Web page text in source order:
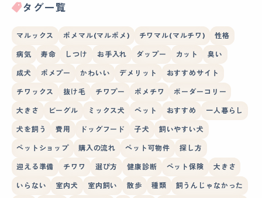
タグ一覧
マルックス ポメマル(マルポメ) チワマル(マルチワ) 性格
病気 寿命 しつけ お手入れ ダップー カット 臭い
成犬 ポメプー かわいい デメリット おすすめサイト
チワックス 抜け毛 チワプー ポメチワ ボーダーコリー
大きさ ビーグル ミックス犬 ペット おすすめ 一人暮らし
犬を飼う 費用 ドッグフード 子犬 飼いやすい犬
ペットショップ 購入の流れ ペット可物件 探し方
迎える準備 チワワ 選び方 健康診断 ペット保険 大きさ
いらない 室内犬 室内飼い 散歩 種類 飼うんじゃなかった